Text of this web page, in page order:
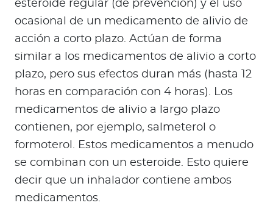
esteroide regular (de prevención) y el uso
ocasional de un medicamento de alivio de
acción a corto plazo. Actúan de forma
similar a los medicamentos de alivio a corto
plazo, pero sus efectos duran más (hasta 12
horas en comparación con 4 horas). Los
medicamentos de alivio a largo plazo
contienen, por ejemplo, salmeterol o
formoterol. Estos medicamentos a menudo
se combinan con un esteroide. Esto quiere
decir que un inhalador contiene ambos
medicamentos.